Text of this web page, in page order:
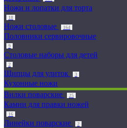
Ножи и лопатки для торта
18
Ножи столовые 164
Половники сервировочные
9
Столовые наборы для детей
2
Щипцы для улиток 3
Кухонные ножи
Вилки поварские
25
Камни для правки ножей
16
Линейки поварские 2